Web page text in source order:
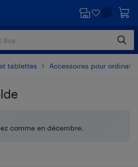
tablettes Accessoires pour
comme en décembre.